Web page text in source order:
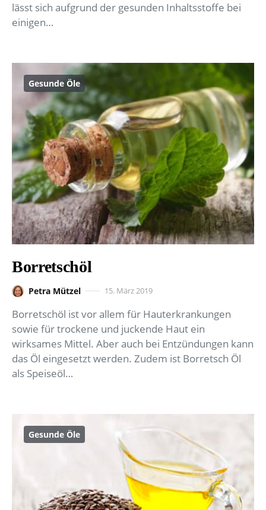
lässt sich aufgrund der gesunden Inhaltsstoffe bei
einigen…
Gesunde Öle
Borretschöl
Petra Mützel 15. März 2019
Borretschöl ist vor allem für Hauterkrankungen
sowie für trockene und juckende Haut ein
wirksames Mittel. Aber auch bei Entzündungen kann
das Öl eingesetzt werden. Zudem ist Borretsch Öl
als Speiseöl…
Gesunde Öle